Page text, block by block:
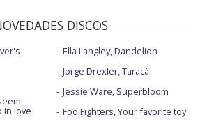
DISCOS
in love
Ella Langley, Dandelion
Jorge Drexler, Taracá
Jessie Ware, Superbloom
Foo Fighters, Your favorite toy